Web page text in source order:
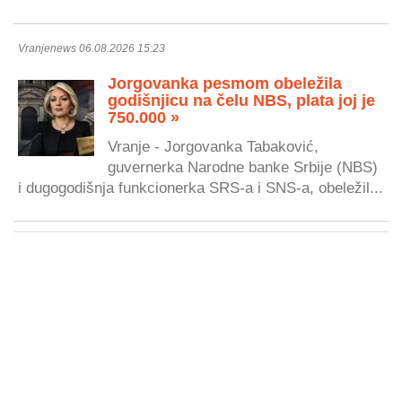
Vranjenews 06.08.2026 15:23
Jorgovanka pesmom obeležila
godišnjicu na čelu NBS, plata joj je
750.000 »
Vranje - Jorgovanka Tabaković,
guvernerka Narodne banke Srbije (NBS)
i dugogodišnja funkcionerka SRS-a i SNS-a, obeležil...